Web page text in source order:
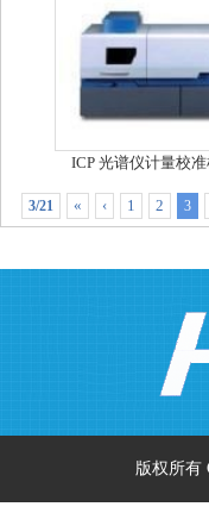
ICP 光谱仪计量校
3/21 « ‹ 1 2 3
版权所有